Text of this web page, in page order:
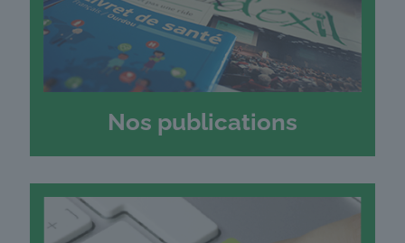
Nos publications